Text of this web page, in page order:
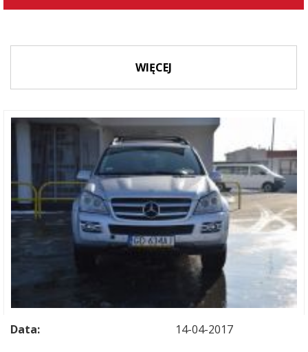
WIĘCEJ
Data:
14-04-2017